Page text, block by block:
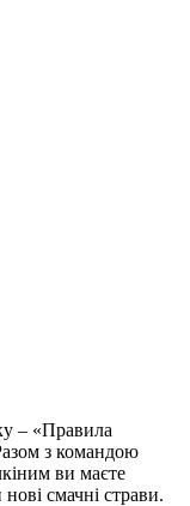
– «Правила
з командою
ви маєте
смачні страви.